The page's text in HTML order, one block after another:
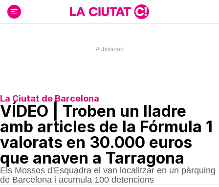
contenido
La Ciutat de Barcelona
VÍDEO | Troben un lladre
amb articles de la Fórmula 1
valorats en 30.000 euros
que anaven a Tarragona
Els Mossos d'Esquadra el van localitzar en un pàrquing
de Barcelona i acumula 100 detencions